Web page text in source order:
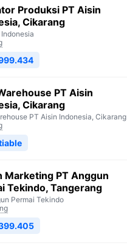
Produksi PT Aisin
Cikarang
PT Aisin
Cikarang
PT Aisin Indonesia, Cikarang
Marketing PT Anggun
Tekindo, Tangerang
Permai Tekindo